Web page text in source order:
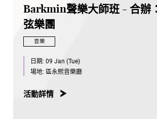
Barkmin聲樂大師班 - 合辦
弦樂團
音樂
日期: 09 Jan (Tue)
場地: 區永熙音樂廳
活動詳情